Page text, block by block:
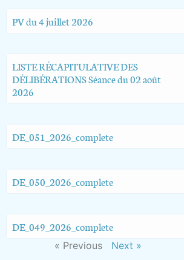
PV du 4 juillet 2026
LISTE RÉCAPITULATIVE DES
DÉLIBÉRATIONS Séance du 02 août
2026
DE_051_2026_complete
DE_050_2026_complete
DE_049_2026_complete
« Previous Next »